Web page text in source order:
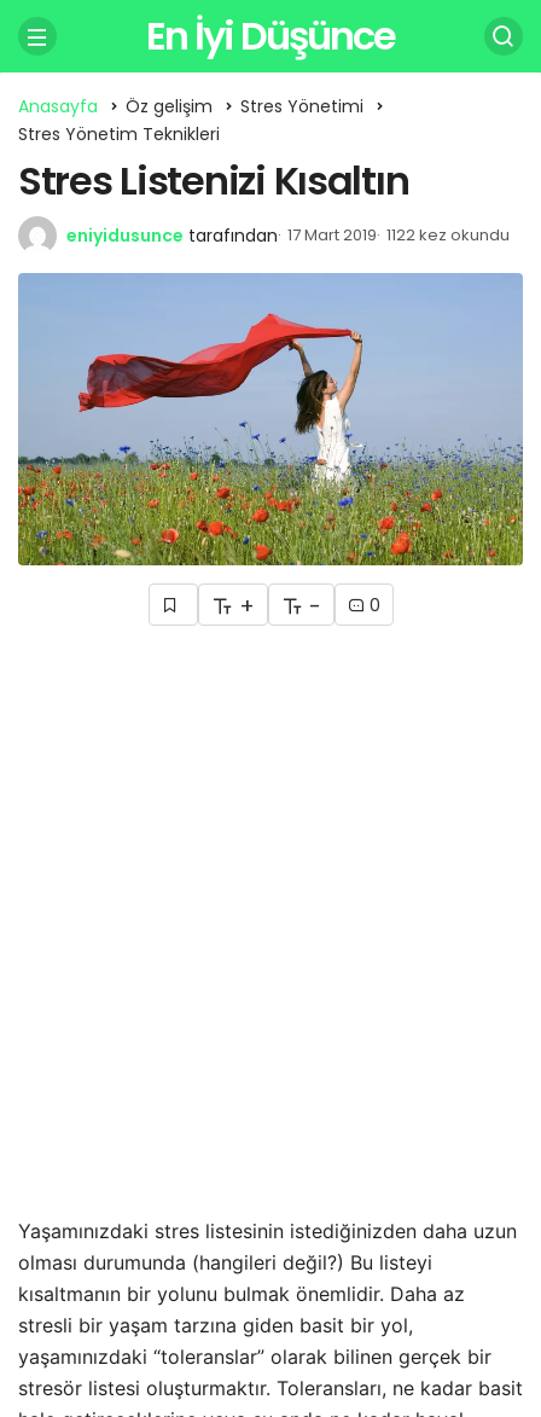
En İyi Düşünce
Anasayfa Öz gelişim
Stres Yönetimi
Stres Yönetim Teknikleri
Stres Listenizi Kısaltın
eniyidusunce tarafından 17 Mart 2019 1122 kez okundu
+ - 0
Yaşamınızdaki stres listesinin istediğinizden daha uzun
olması durumunda (hangileri değil?) Bu listeyi
kısaltmanın bir yolunu bulmak önemlidir. Daha az
stresli bir yaşam tarzına giden basit bir yol,
yaşamınızdaki “toleranslar” olarak bilinen gerçek bir
stresör listesi oluşturmaktır. Toleransları, ne kadar basit